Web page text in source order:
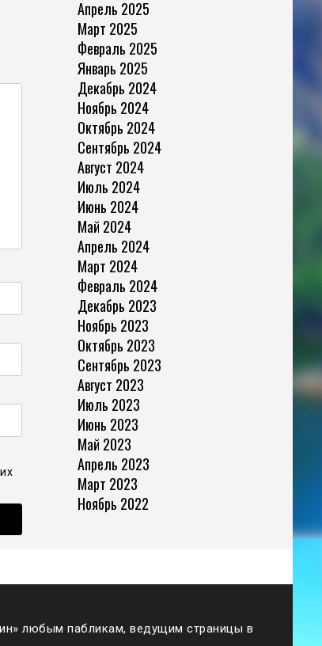
Апрель 2025
Март 2025
Февраль 2025
Январь 2025
Декабрь 2024
Ноябрь 2024
Октябрь 2024
Сентябрь 2024
Август 2024
Июль 2024
Июнь 2024
Май 2024
Апрель 2024
Март 2024
Февраль 2024
Декабрь 2023
Ноябрь 2023
Октябрь 2023
Сентябрь 2023
Август 2023
Июль 2023
Июнь 2023
Май 2023
Апрель 2023
Март 2023
Ноябрь 2022
любым пабликам, ведущим страницы в